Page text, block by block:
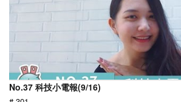
No.37 科技小電報(9/16)